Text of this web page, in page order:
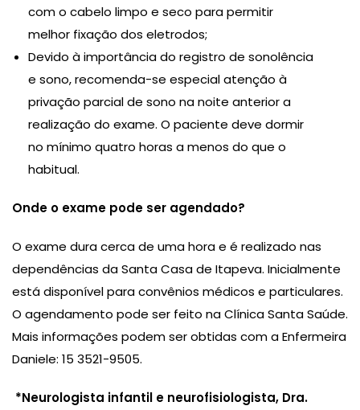
com o cabelo limpo e seco para permitir
melhor fixação dos eletrodos;
Devido à importância do registro de sonolência
e sono, recomenda-se especial atenção à
privação parcial de sono na noite anterior a
realização do exame. O paciente deve dormir
no mínimo quatro horas a menos do que o
habitual.
Onde o exame pode ser agendado?
O exame dura cerca de uma hora e é realizado nas
dependências da Santa Casa de Itapeva. Inicialmente
está disponível para convênios médicos e particulares.
O agendamento pode ser feito na Clínica Santa Saúde.
Mais informações podem ser obtidas com a Enfermeira
Daniele: 15 3521-9505.
*Neurologista infantil e neurofisiologista, Dra.